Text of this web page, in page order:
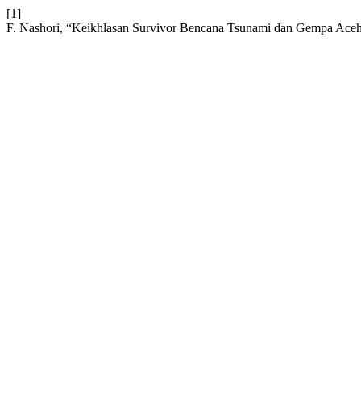
[1]
F. Nashori, “Keikhlasan Survivor Bencana Tsunami dan Gempa